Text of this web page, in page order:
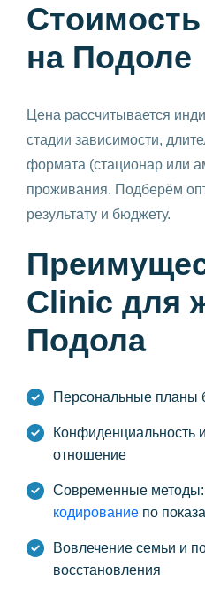
на Подоле
Цена рассчитывается
стадии зависимости,
формата (стационар или
проживания. Подберём
результату и бюджету.
Clinic для
Подола
Персональные планы
Конфиденциальность
отношение
Современные методы:
кодирование по
Вовлечение семьи и
восстановления